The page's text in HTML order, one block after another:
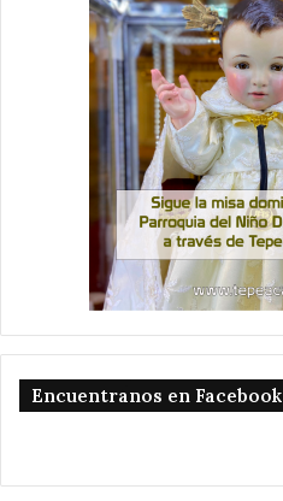
Encuentranos en Facebook